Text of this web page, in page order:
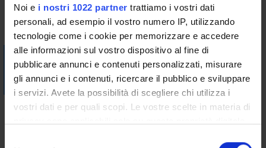
Noi e i nostri 1022 partner trattiamo i vostri dati
personali, ad esempio il vostro numero IP, utilizzando
tecnologie come i cookie per memorizzare e accedere
alle informazioni sul vostro dispositivo al fine di
pubblicare annunci e contenuti personalizzati, misurare
gli annunci e i contenuti, ricercare il pubblico e sviluppare
i servizi. Avete la possibilità di scegliere chi utilizza i
vostri dati e per quali scopi. Le vostre scelte in materia di
Vai alla bibliografia
Visualizza la bibliografia con Leganto, strumento che il
Sistema Bibliotecario mette a disposizione per recuperare i
testi in programma d'esame in modo semplice e innovativo.
Didactic methods